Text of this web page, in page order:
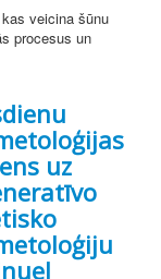
veicina šūnu
procesus un
uz